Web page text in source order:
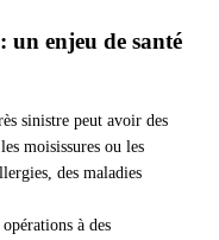
un enjeu de santé
sinistre peut avoir des
moisissures ou les
des maladies
à des